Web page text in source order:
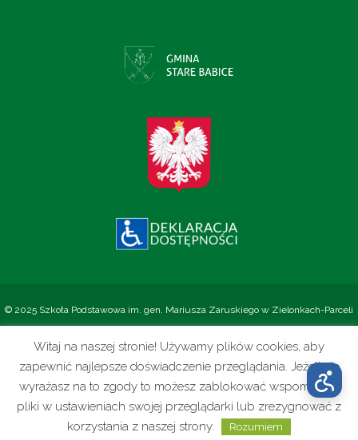
© 2025 Szkoła Podstawowa im. gen. Mariusza Zaruskiego w Zielonkach-Parceli
Realizacja:
Witaj na naszej stronie! Używamy plików cookies, aby
zapewnić najlepsze doświadczenie przeglądania. Jeżeli nie
wyrażasz na to zgody to możesz zablokować wspomniane
pliki w ustawieniach swojej przeglądarki lub zrezygnować z
korzystania z naszej strony.
Rozumiem